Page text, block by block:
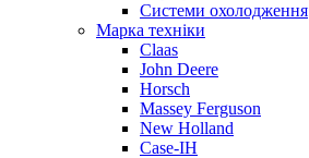
Системи охолодження
Марка техніки
Claas
John Deere
Horsch
Massey Ferguson
New Holland
Case-IH